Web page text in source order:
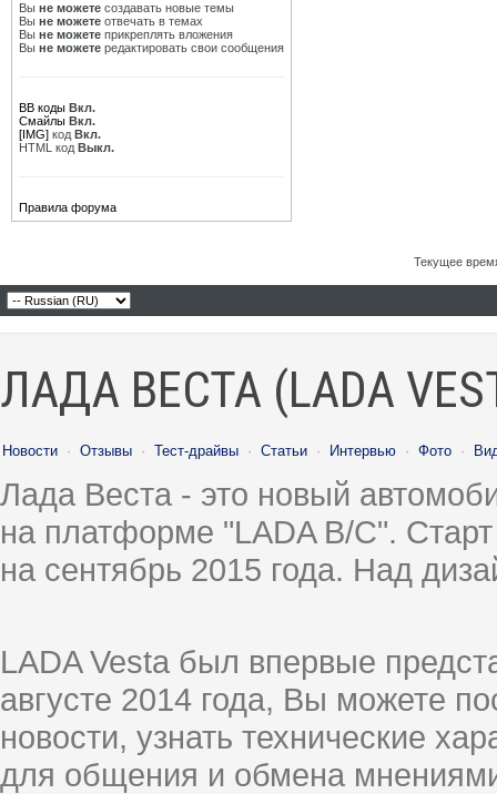
Вы не можете создавать новые темы
Вы не можете отвечать в темах
Вы не можете прикреплять вложения
Вы не можете редактировать свои сообщения
BB коды Вкл.
Смайлы Вкл.
[IMG] код Вкл.
HTML код Выкл.
Правила форума
Текущее
ЛАДА ВЕСТА (LADA
Новости · Отзывы · Тест-драйвы · Статьи · Интервью · Фото ·
Лада Веста - это новый
на платформе "LADA B/C".
на сентябрь 2015 года. Над
LADA Vesta был впервые
августе 2014 года, Вы можете
новости, узнать технические
для общения и обмена